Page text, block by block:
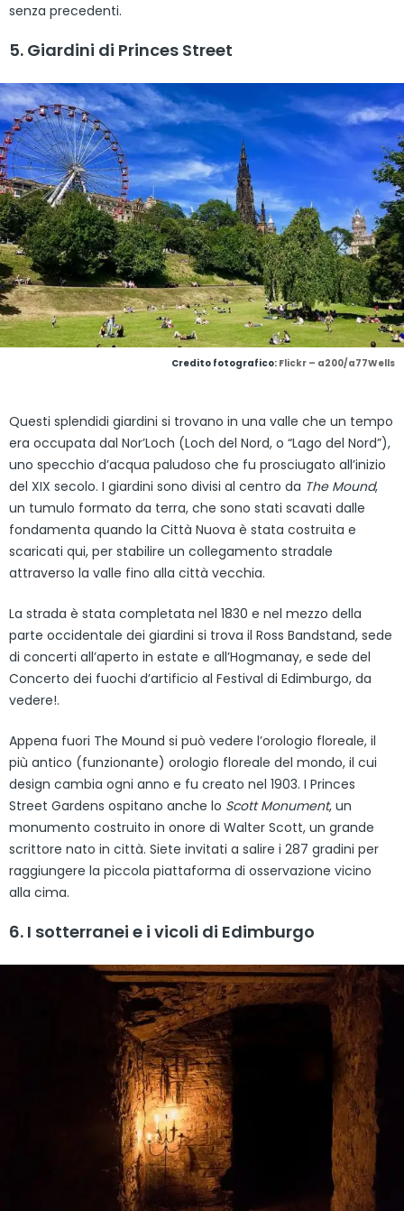
senza precedenti.
5. Giardini di Princes Street
Credito fotografico: Flickr – a200/a77Wells
Questi splendidi giardini si trovano in una valle che un tempo
era occupata dal Nor’Loch (Loch del Nord, o “Lago del Nord”),
uno specchio d’acqua paludoso che fu prosciugato all’inizio
del XIX secolo. I giardini sono divisi al centro da The Mound,
un tumulo formato da terra, che sono stati scavati dalle
fondamenta quando la Città Nuova è stata costruita e
scaricati qui, per stabilire un collegamento stradale
attraverso la valle fino alla città vecchia.
La strada è stata completata nel 1830 e nel mezzo della
parte occidentale dei giardini si trova il Ross Bandstand, sede
di concerti all’aperto in estate e all’Hogmanay, e sede del
Concerto dei fuochi d’artificio al Festival di Edimburgo, da
vedere!.
Appena fuori The Mound si può vedere l’orologio floreale, il
più antico (funzionante) orologio floreale del mondo, il cui
design cambia ogni anno e fu creato nel 1903. I Princes
Street Gardens ospitano anche lo Scott Monument, un
monumento costruito in onore di Walter Scott, un grande
scrittore nato in città. Siete invitati a salire i 287 gradini per
raggiungere la piccola piattaforma di osservazione vicino
alla cima.
6. I sotterranei e i vicoli di Edimburgo